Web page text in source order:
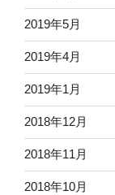
2019年5月
2019年4月
2019年1月
2018年12月
2018年11月
2018年10月